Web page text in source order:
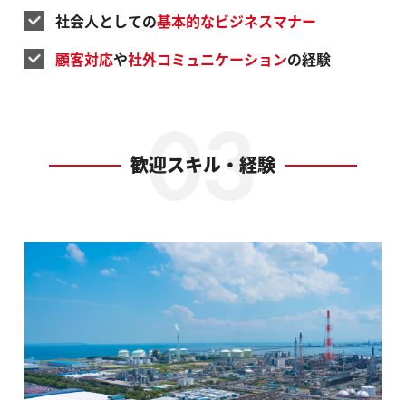
社会人としての基本的なビジネスマナー
顧客対応や社外コミュニケーションの経験
歓迎スキル・経験